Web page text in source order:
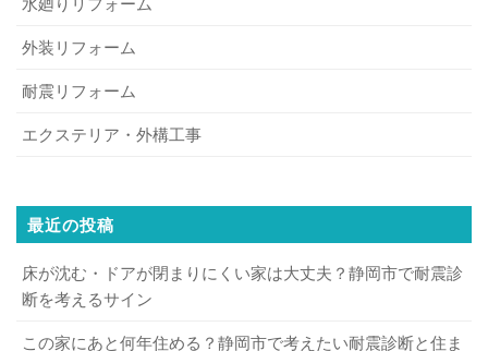
外装リフォーム
耐震リフォーム
エクステリア・外構工事
最近の投稿
床が沈む・ドアが閉まりにくい家は大丈夫？静岡市で耐震診
断を考えるサイン
この家にあと何年住める？静岡市で考えたい耐震診断と住ま